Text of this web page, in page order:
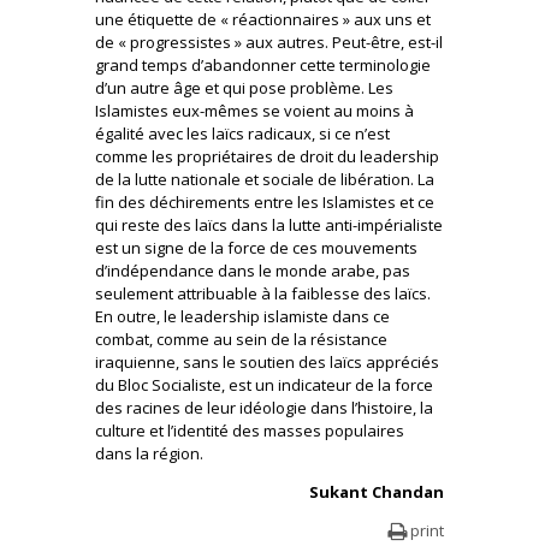
une étiquette de « réactionnaires » aux uns et
de « progressistes » aux autres. Peut-être, est-il
grand temps d’abandonner cette terminologie
d’un autre âge et qui pose problème. Les
Islamistes eux-mêmes se voient au moins à
égalité avec les laïcs radicaux, si ce n’est
comme les propriétaires de droit du leadership
de la lutte nationale et sociale de libération. La
fin des déchirements entre les Islamistes et ce
qui reste des laïcs dans la lutte anti-impérialiste
est un signe de la force de ces mouvements
d’indépendance dans le monde arabe, pas
seulement attribuable à la faiblesse des laïcs.
En outre, le leadership islamiste dans ce
combat, comme au sein de la résistance
iraquienne, sans le soutien des laïcs appréciés
du Bloc Socialiste, est un indicateur de la force
des racines de leur idéologie dans l’histoire, la
culture et l’identité des masses populaires
dans la région.
Sukant Chandan
print